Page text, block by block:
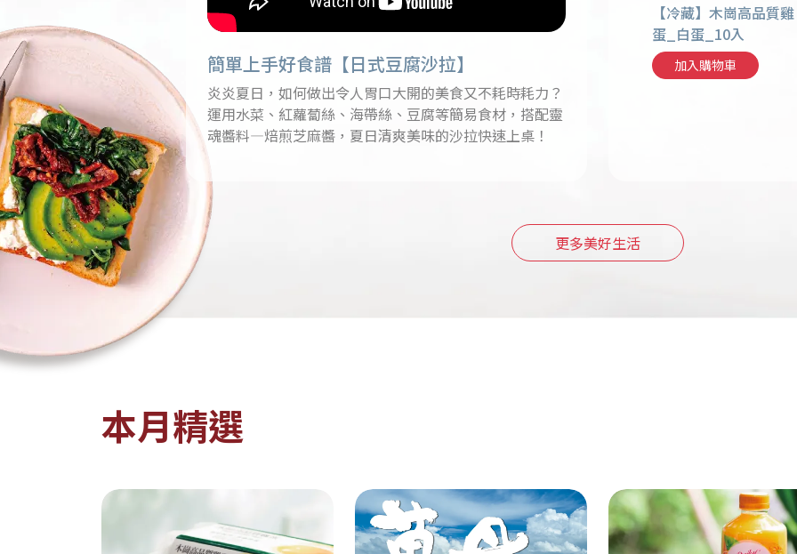
簡單上手好食譜【日式豆腐沙拉】
炎炎夏日，如何做出令人胃口大開的美食又不耗時耗力？
運用水菜、紅蘿蔔絲、海帶絲、豆腐等簡易食材，搭配靈
魂醬料—焙煎芝麻醬，夏日清爽美味的沙拉快速上桌！
【冷藏】木崗高品質雞
蛋_白蛋_10入
加入購物車
【冷藏】林鳳營高品質
鮮乳_全脂_1857ml
【冷藏】木崗高品質雞
蛋_白蛋_10入
加入購物車
更多美好生活
本月精選